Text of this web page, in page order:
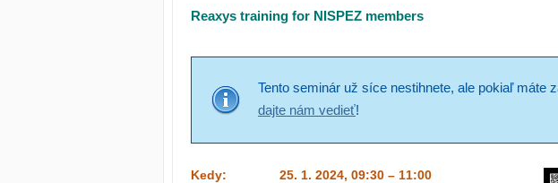
Reaxys training for NISPEZ members
Tento seminár už síce nestihnete, ale pokiaľ máte
dajte nám vedieť!
Kedy: 25. 1. 2024, 09:30 – 11:00